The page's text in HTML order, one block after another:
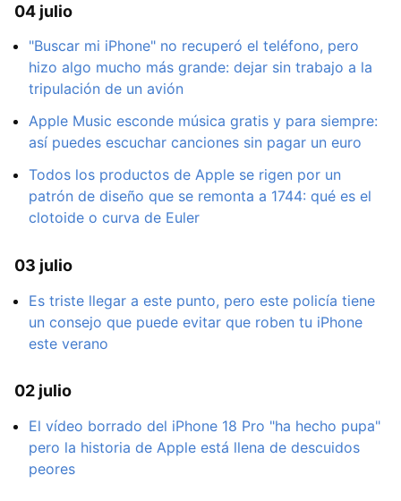
04 julio
"Buscar mi iPhone" no recuperó el teléfono, pero
hizo algo mucho más grande: dejar sin trabajo a la
tripulación de un avión
Apple Music esconde música gratis y para siempre:
así puedes escuchar canciones sin pagar un euro
Todos los productos de Apple se rigen por un
patrón de diseño que se remonta a 1744: qué es el
clotoide o curva de Euler
03 julio
Es triste llegar a este punto, pero este policía tiene
un consejo que puede evitar que roben tu iPhone
este verano
02 julio
El vídeo borrado del iPhone 18 Pro "ha hecho pupa"
pero la historia de Apple está llena de descuidos
peores